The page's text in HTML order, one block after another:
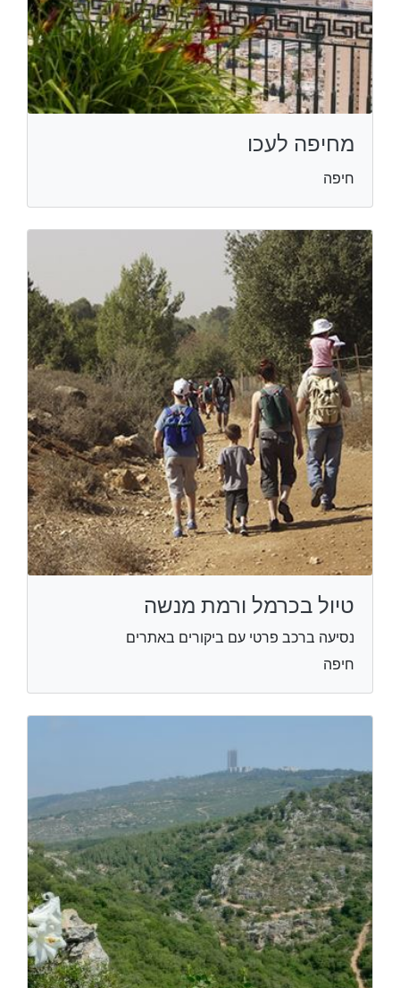
מחיפה לעכו
חיפה
טיול בכרמל ורמת מנשה
נסיעה ברכב פרטי עם ביקורים באתרים
חיפה